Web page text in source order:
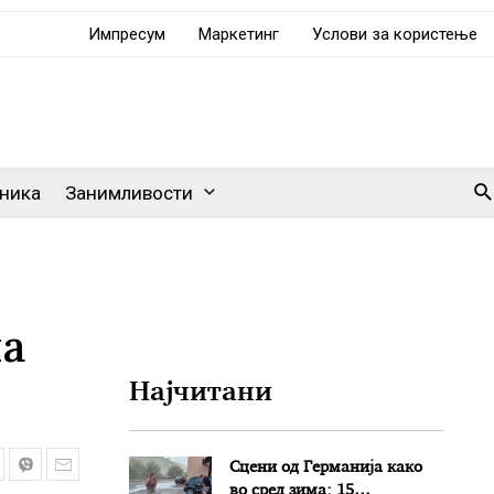
Импресум Маркетинг Услови за користење
Занимливости
Најчитани
Сцени од Германија како
во сред зима: 15